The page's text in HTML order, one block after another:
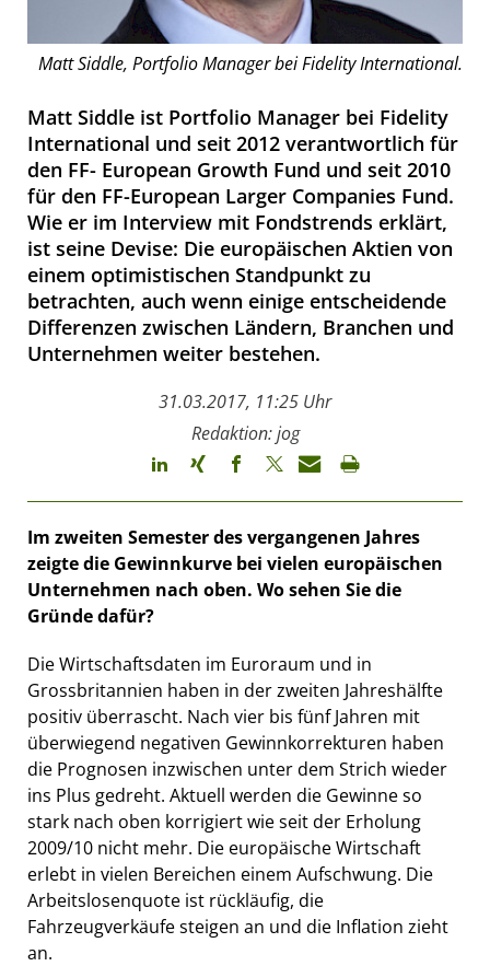
Matt Siddle, Portfolio Manager bei Fidelity International.
Matt Siddle ist Portfolio Manager bei Fidelity
International und seit 2012 verantwortlich für
den FF- European Growth Fund und seit 2010
für den FF-European Larger Companies Fund.
Wie er im Interview mit Fondstrends erklärt,
ist seine Devise: Die europäischen Aktien von
einem optimistischen Standpunkt zu
betrachten, auch wenn einige entscheidende
Differenzen zwischen Ländern, Branchen und
Unternehmen weiter bestehen.
31.03.2017, 11:25 Uhr
Redaktion: jog
Im zweiten Semester des vergangenen Jahres
zeigte die Gewinnkurve bei vielen europäischen
Unternehmen nach oben. Wo sehen Sie die
Gründe dafür?
Die Wirtschaftsdaten im Euroraum und in
Grossbritannien haben in der zweiten Jahreshälfte
positiv überrascht. Nach vier bis fünf Jahren mit
überwiegend negativen Gewinnkorrekturen haben
die Prognosen inzwischen unter dem Strich wieder
ins Plus gedreht. Aktuell werden die Gewinne so
stark nach oben korrigiert wie seit der Erholung
2009/10 nicht mehr. Die europäische Wirtschaft
erlebt in vielen Bereichen einem Aufschwung. Die
Arbeitslosenquote ist rückläufig, die
Fahrzeugverkäufe steigen an und die Inflation zieht
an.